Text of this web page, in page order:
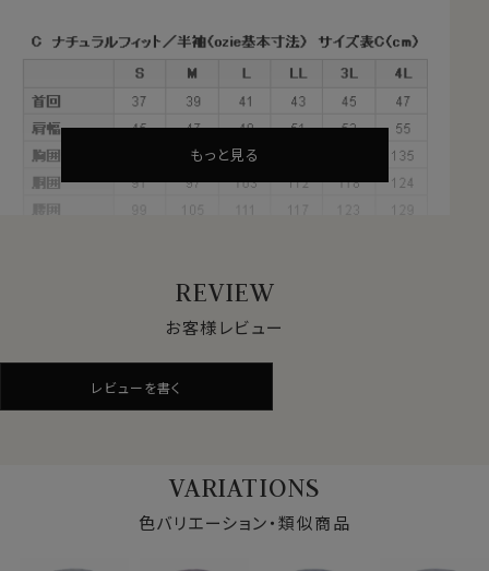
・汗や水分を吸い上げ、蒸発させる吸水速乾のドライ素材
・衣服内をドライに保ち、日常の快適な着心地をサポート
・シワになりにくい形態安定
・綿素材をブレンドすることで、自然な風合いを感じる素
材
これらの特長を備えた素材が、綿混のクールマックス®フ
ァブリックです。
●ナチュラルな着用感を大切にした快適ドライ素材
素材ならではの風合いをプラス。
ドライ感を保ちながらも、ナチュラルな素材感が特長で
す。
また着用時だけでなく、洗濯後の乾きが早いのもドライ
機能のメリットです。
もっと見る
REVIEW
お客様レビュー
レビューを書く
VARIATIONS
色バリエーション・類似商品